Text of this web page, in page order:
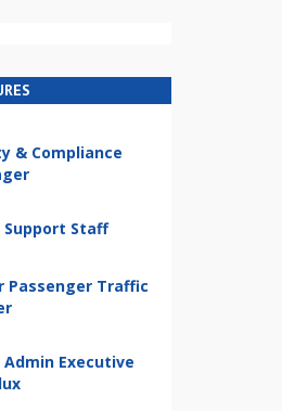
& Compliance
Support Staff
Passenger Traffic
Admin Executive